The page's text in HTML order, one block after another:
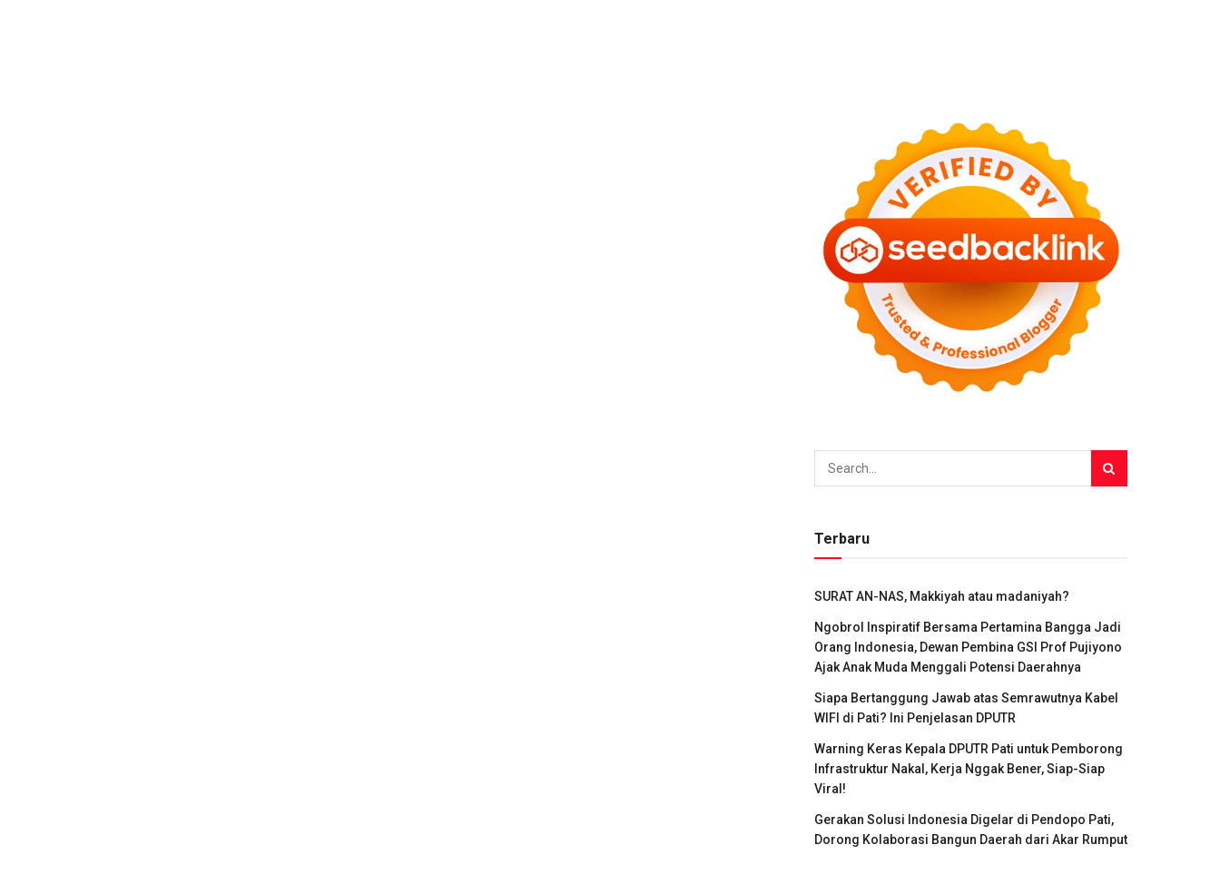
Terbaru
SURAT AN-NAS, Makkiyah atau madaniyah?
Ngobrol Inspiratif Bersama Pertamina Bangga Jadi
Orang Indonesia, Dewan Pembina GSI Prof Pujiyono
Ajak Anak Muda Menggali Potensi Daerahnya
Siapa Bertanggung Jawab atas Semrawutnya Kabel
WIFI di Pati? Ini Penjelasan DPUTR
Warning Keras Kepala DPUTR Pati untuk Pemborong
Infrastruktur Nakal, Kerja Nggak Bener, Siap-Siap
Viral!
Gerakan Solusi Indonesia Digelar di Pendopo Pati,
Dorong Kolaborasi Bangun Daerah dari Akar Rumput